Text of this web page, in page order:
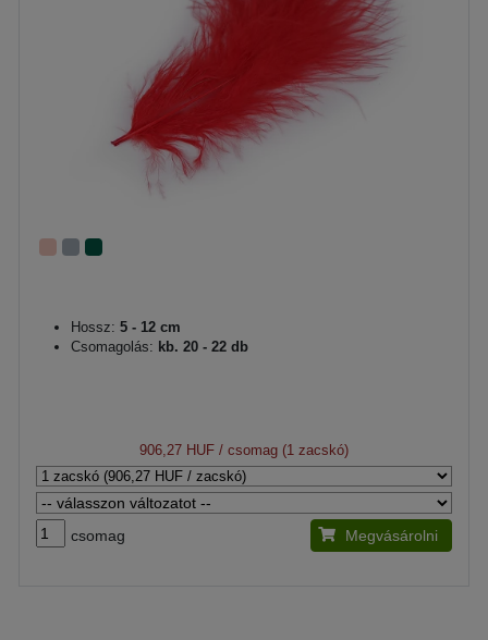
Hossz: 5 - 12 cm
Csomagolás: kb. 20 - 22 db
906,27 HUF / csomag (1 zacskó)
csomag Megvásárolni